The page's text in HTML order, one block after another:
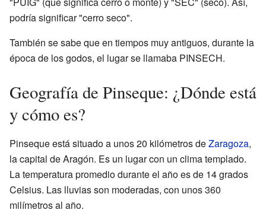
podría significar "cerro seco".
También se sabe que en tiempos muy antiguos, durante la
época de los godos, el lugar se llamaba PINSECH.
Geografía de Pinseque: ¿Dónde está
y cómo es?
Pinseque está situado a unos 20 kilómetros deZaragoza,
la capital de Aragón. Es un lugar con un clima templado.
La temperatura promedio durante el año es de 14 grados
Celsius. Las lluvias son moderadas, con unos 360
milímetros al año.